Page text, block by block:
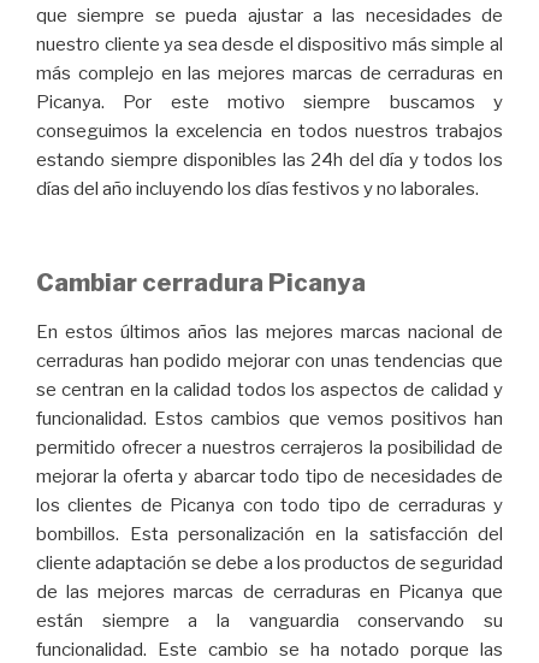
que siempre se pueda ajustar a las necesidades de
nuestro cliente ya sea desde el dispositivo más simple al
más complejo en las mejores marcas de cerraduras en
Picanya. Por este motivo siempre buscamos y
conseguimos la excelencia en todos nuestros trabajos
estando siempre disponibles las 24h del día y todos los
días del año incluyendo los días festivos y no laborales.
Cambiar cerradura Picanya
En estos últimos años las mejores marcas nacional de
cerraduras han podido mejorar con unas tendencias que
se centran en la calidad todos los aspectos de calidad y
funcionalidad. Estos cambios que vemos positivos han
permitido ofrecer a nuestros cerrajeros la posibilidad de
mejorar la oferta y abarcar todo tipo de necesidades de
los clientes de Picanya con todo tipo de cerraduras y
bombillos. Esta personalización en la satisfacción del
cliente adaptación se debe a los productos de seguridad
de las mejores marcas de cerraduras en Picanya que
están siempre a la vanguardia conservando su
funcionalidad. Este cambio se ha notado porque las